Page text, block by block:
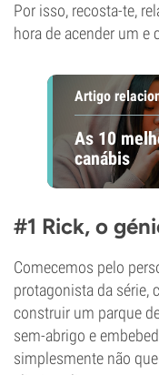
Por isso, recosta-te,
hora de acender um e
Artigo
As 10
canábis
#1 Rick, o
Comecemos pelo
protagonista da série,
construir um parque
sem-abrigo e
simplesmente não